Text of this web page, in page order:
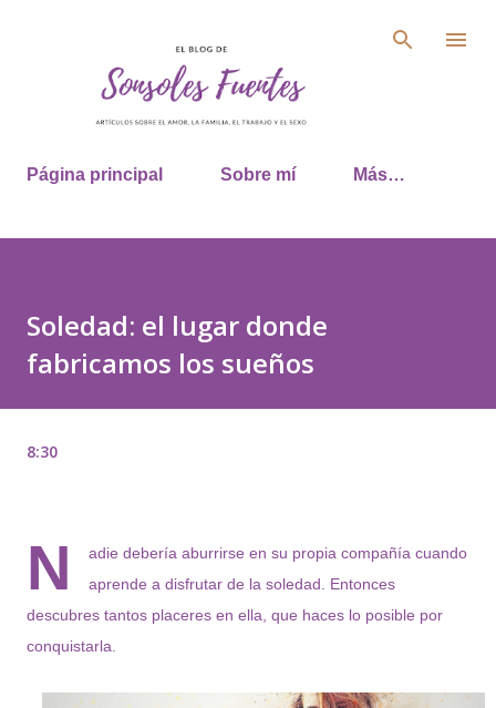
Página principal Sobre mí Más…
Soledad: el lugar donde
fabricamos los sueños
8:30
N
adie debería aburrirse en su propia compañía cuando
aprende a disfrutar de la soledad. Entonces
descubres tantos placeres en ella, que haces lo posible por
conquistarla.